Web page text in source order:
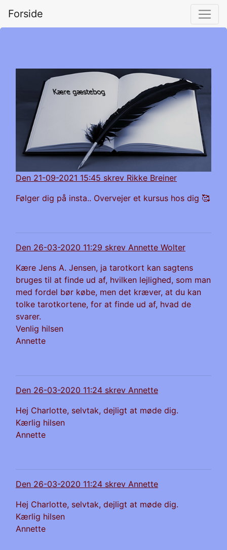
Forside
Den 21-09-2021 15:45 skrev Rikke Breiner
Følger dig på insta.. Overvejer et kursus hos dig 🥰
Den 26-03-2020 11:29 skrev Annette Wolter
Kære Jens A. Jensen, ja tarotkort kan sagtens
bruges til at finde ud af, hvilken lejlighed, som man
med fordel bør købe, men det kræver, at du kan
tolke tarotkortene, for at finde ud af, hvad de
svarer.
Venlig hilsen
Annette
Den 26-03-2020 11:24 skrev Annette
Hej Charlotte, selvtak, dejligt at møde dig.
Kærlig hilsen
Annette
Den 26-03-2020 11:24 skrev Annette
Hej Charlotte, selvtak, dejligt at møde dig.
Kærlig hilsen
Annette